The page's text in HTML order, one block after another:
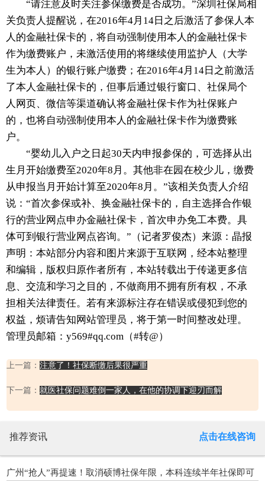
“请注意及时关注参保缴费是否成功。”深圳社保局相
关负责人提醒说，在2016年4月14日之后激活了参保人本
人的金融社保卡的，将自动强制使用本人的金融社保卡
作为缴费账户，未激活使用的将继续使用监护人（大学
生为本人）的银行账户缴费；在2016年4月14日之前激活
了本人金融社保卡的，但事后通过银行窗口、社保局个
人网页、微信等渠道确认将金融社保卡作为社保账户
的，也将自动强制使用本人的金融社保卡作为缴费账
户。
“婴幼儿入户之日起30天内申报参保的，可选择从出
生月开始缴费至2020年8月。其他非在园在校少儿，缴费
从申报当月开始计算至2020年8月。”该相关负责人介绍
说：“首次参保或补、换金融社保卡的，自主选择合作银
行的营业网点申办金融社保卡，首次申办免工本费。具
体可到银行营业网点咨询。”（记者罗俊杰）来源：晶报
声明：本站部分内容和图片来源于互联网，经本站整理
和编辑，版权归原作者所有，本站转载出于传递更多信
息、交流和学习之目的，不做商用不拥有所有权，不承
担相关法律责任。若有来源标注存在错误或侵犯到您的
权益，烦请告知网站管理员，将于第一时间整改处理。
管理员邮箱：y569#qq.com（#转@）
上一篇： 注意了！社保断缴后果很严重
下一篇： 就医社保问题难倒一家人，在他的协调下迎刃而解
推荐资讯 点击在线咨询
广州“抢人”再提速！取消硕博社保年限，本科连续半年社保即可